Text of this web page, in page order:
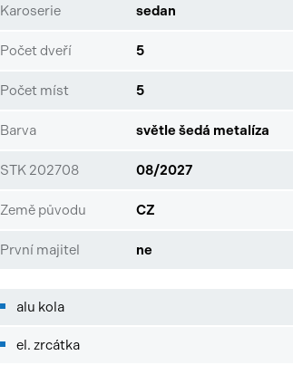
Karoserie sedan
Počet dveří 5
Počet míst 5
Barva světle šedá metalíza
STK 202708 08/2027
Země původu CZ
První majitel ne
alu kola
el. zrcátka